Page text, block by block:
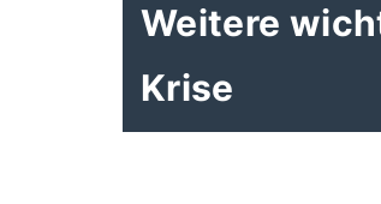
Weitere
Krise